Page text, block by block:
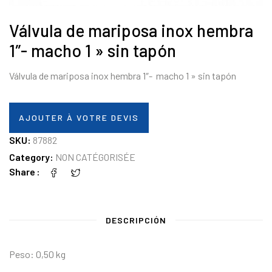
Válvula de mariposa inox hembra
1″- macho 1 » sin tapón
Válvula de mariposa inox hembra 1″- macho 1 » sin tapón
AJOUTER À VOTRE DEVIS
SKU: 87882
Category: NON CATÉGORISÉE
Share
DESCRIPCIÓN
Peso: 0,50 kg